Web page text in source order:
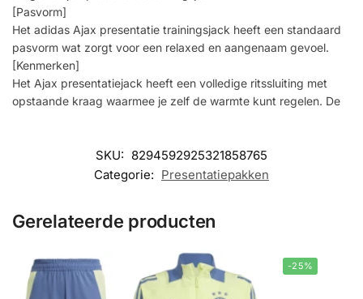
[Pasvorm]
Het adidas Ajax presentatie trainingsjack heeft een standaard
pasvorm wat zorgt voor een relaxed en aangenaam gevoel.
[Kenmerken]
Het Ajax presentatiejack heeft een volledige ritssluiting met
opstaande kraag waarmee je zelf de warmte kunt regelen. De
SKU: 8294592925321858765
Categorie: Presentatiepakken
Gerelateerde producten
-25%